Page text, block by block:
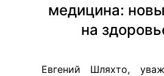
медицина:
на
Евгений Шляхто,